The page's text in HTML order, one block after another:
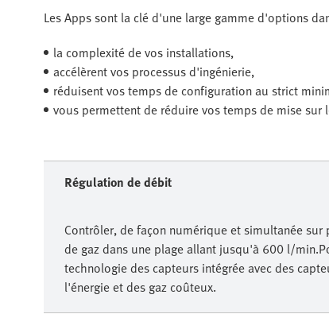
Les Apps sont la clé d'une large gamme d'options
la complexité de vos installations,
accélèrent vos processus d'ingénierie,
réduisent vos temps de configuration au strict
vous permettent de réduire vos temps de mise sur
Régulation de débit
Contrôler, de façon numérique et simultanée
de gaz dans une plage allant jusqu'à 600 l/
technologie des capteurs intégrée avec des
l'énergie et des gaz coûteux.